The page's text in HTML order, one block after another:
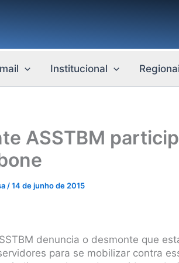
Institucional
ASSTBM
/14 de junho de 2015
denuncia o desmonte que
para se mobilizar contra